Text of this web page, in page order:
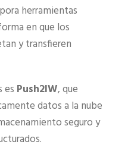
herramientas
en que los
y transfieren
es Push2IW, que
datos a la nube
seguro y